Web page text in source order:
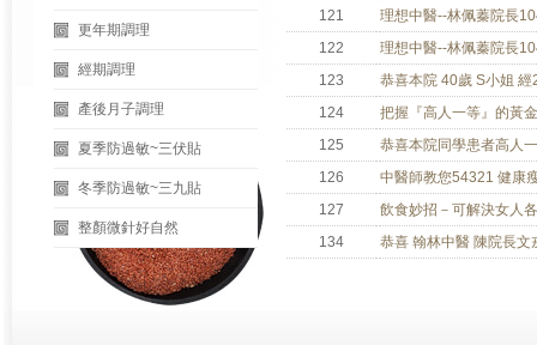
更年期調理
經期調理
產後月子調理
夏季防過敏~三伏貼
冬季防過敏~三九貼
整顏微針好自然
121
理想中醫--林佩蓁院長
122
理想中醫--林佩蓁院長
123
恭喜本院 40歲 S小姐
124
把握『高人一等』的黃
125
恭喜本院同學患者高人
126
中醫師教您54321 健康
127
飲食妙招－可解決女人
134
恭喜 翰林中醫 陳院長文